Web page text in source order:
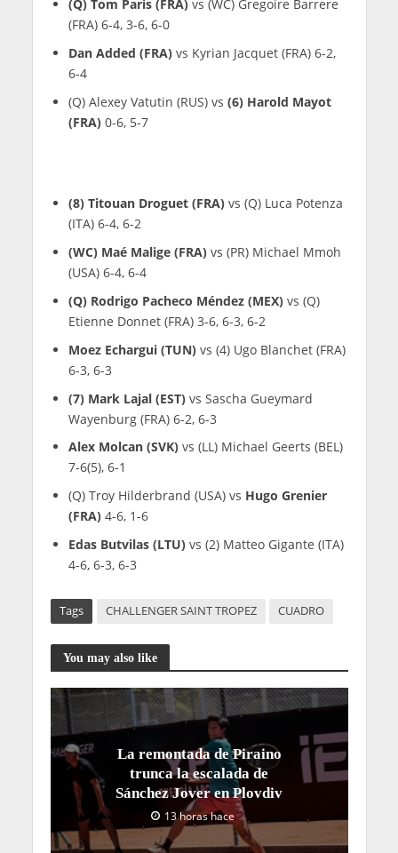
(Q) Tom Paris (FRA)vs (WC) Gregoire Barrere
(FRA) 6-4, 3-6, 6-0
Dan Added (FRA)vs Kyrian Jacquet (FRA) 6-2,
6-4
(Q) Alexey Vatutin (RUS) vs (6) Harold Mayot
(FRA)0-6, 5-7
(8) Titouan Droguet (FRA)vs (Q) Luca Potenza
(ITA) 6-4, 6-2
(WC) Maé Malige (FRA)vs (PR) Michael Mmoh
(USA) 6-4, 6-4
(Q) Rodrigo Pacheco Méndez (MEX)vs (Q)
Etienne Donnet (FRA) 3-6, 6-3, 6-2
Moez Echargui (TUN)vs (4) Ugo Blanchet (FRA)
6-3, 6-3
(7) Mark Lajal (EST)vs Sascha Gueymard
Wayenburg (FRA) 6-2, 6-3
Alex Molcan (SVK)vs (LL) Michael Geerts (BEL)
7-6(5), 6-1
(Q) Troy Hilderbrand (USA) vs Hugo Grenier
(FRA)4-6, 1-6
Edas Butvilas (LTU)vs (2) Matteo Gigante (ITA)
4-6, 6-3, 6-3
Tags CHALLENGER SAINT TROPEZ CUADRO
You may also like
La remontada de Piraino
trunca la escalada de
Sánchez Jover en Plovdiv
13 horas hace